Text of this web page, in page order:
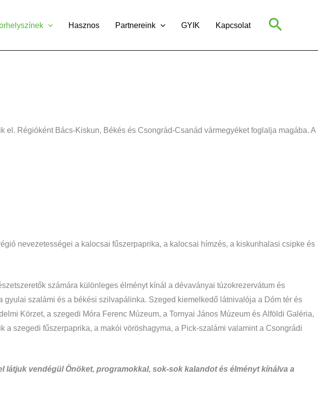
Hasznos Partnereink GYIK Kapcsolat Search
Régióként Bács-Kiskun, Békés és Csongrád-Csanád vármegyéket foglalja magába. A
nevezetességei a kalocsai fűszerpaprika, a kalocsai hímzés, a kiskunhalasi csipke és
számára különleges élményt kínál a dévaványai túzokrezervátum és
szalámi és a békési szilvapálinka. Szeged kiemelkedő látnivalója a Dóm tér és
Körzet, a szegedi Móra Ferenc Múzeum, a Tornyai János Múzeum és Alföldi Galéria,
szegedi fűszerpaprika, a makói vöröshagyma, a Pick-szalámi valamint a Csongrádi
vendégül Önöket, programokkal, sok-sok kalandot és élményt kínálva a